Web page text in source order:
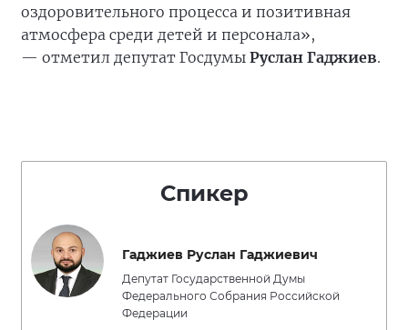
оздоровительного процесса и позитивная
атмосфера среди детей и персонала»,
— отметил депутат Госдумы Руслан Гаджиев.
Спикер
Гаджиев Руслан Гаджиевич
Депутат Государственной Думы
Федерального Собрания Российской
Федерации